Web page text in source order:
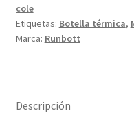
cole
Etiquetas: Botella térmica,
Marca: Runbott
Descripción